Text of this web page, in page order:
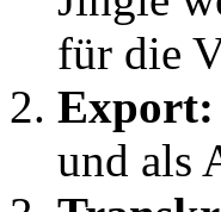
für die
Export:
und als